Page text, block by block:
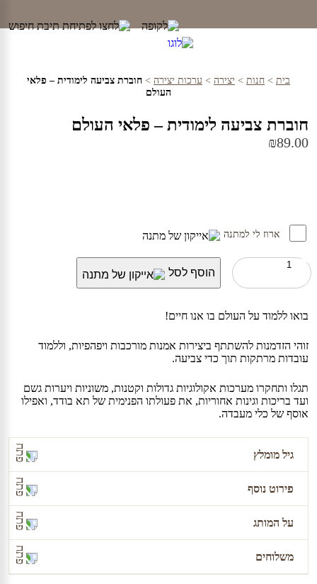
content
בית > חנות > יצירה > ערכות יצירה > חוברת צביעה לימודית – פלאי
העולם
חוברת צביעה לימודית – פלאי העולם
₪89.00
ארוז לי למתנה
כמות
חוברת
לימודית
פלאי
העולם
הוסף לסל
בואו ללמוד על העולם בו אנו חיים!
זוהי הזדמנות להשתתף ביצירות אמנות מורכבות ויפהפיות, וללמוד
עובדות מרתקות תוך כדי צביעה.
תגלו ותחקרו מערכות אקולוגיות גדולות וקטנות, משוניות ויערות גשם
ועד בריכות וגינות אחוריות, את פעולתו הפנימית של תא בודד, ואפילו
אוסף של כלי מעבדה.
גיל מומלץ
5 ומעלה
פירוט נוסף
40 ציורים לצביעה – מושלם לאוהבי טבע בכל הגילאים
על המותג
The Wondrous Workings of Science and Nature Coloring
משלוחים